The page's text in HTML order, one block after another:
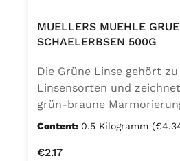
MUELLERS MUEHLE
SCHAELERBSEN 500G
Die Grüne Linse gehört
Linsensorten und
grün-braune
nussigen Geschmack
über eine äußerst dünne
Content: 0.5 Kilogramm
Regular price:
€2.17